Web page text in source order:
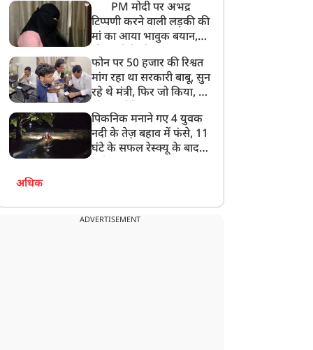
PM मोदी पर अभद्र
टिप्पणी करने वाली लड़की की
मां का आया भावुक बयान,
बेटी को गोद लें प्रधानमंत्री
फोन पर 50 हजार की रिश्वत
मांग रहा था सरकारी बाबू, सुन
रहे थे मंत्री, फिर जो किया, वो
पिकनिक मनाने गए 4 युवक
नदी के तेज़ बहाव में फंसे, 11
घंटे के सफल रेस्क्यू के बाद
अधिक
ADVERTISEMENT